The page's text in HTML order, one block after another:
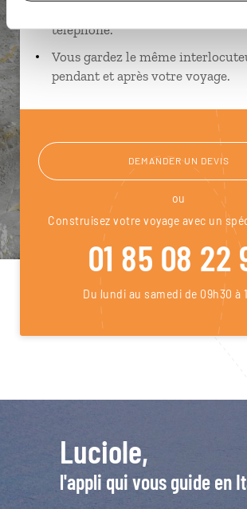
téléphone.
Vous gardez le même
pendant et après votre voyage.
DEMANDER UN DEVIS
ou
Construisez votre voyage avec un
01 85 08 22
Du lundi au samedi de 09h30 à
Luciole,
l'appli qui vous guide en